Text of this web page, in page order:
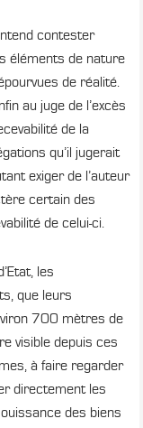
contester
éléments de nature
de réalité.
au juge de l’excès
de la
qu’il jugerait
exiger de l’auteur
certain des
de celui-ci.
les
que leurs
700 mètres de
visible depuis ces
à faire regarder
directement les
des biens